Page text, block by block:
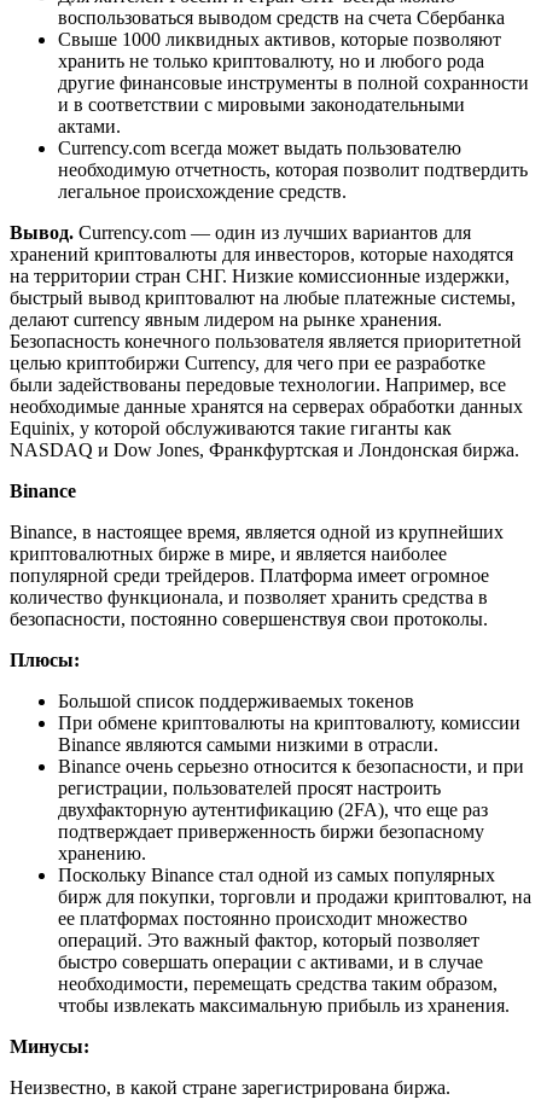
воспользоваться выводом средств на счета Сбербанка
Свыше 1000 ликвидных активов, которые позволяют
хранить не только криптовалюту, но и любого рода
другие финансовые инструменты в полной сохранности
и в соответствии с мировыми законодательными
актами.
Currency.com всегда может выдать пользователю
необходимую отчетность, которая позволит подтвердить
легальное происхождение средств.
Вывод. Currency.com — один из лучших вариантов для
хранений криптовалюты для инвесторов, которые находятся
на территории стран СНГ. Низкие комиссионные издержки,
быстрый вывод криптовалют на любые платежные системы,
делают currency явным лидером на рынке хранения.
Безопасность конечного пользователя является приоритетной
целью криптобиржи Currency, для чего при ее разработке
были задействованы передовые технологии. Например, все
необходимые данные хранятся на серверах обработки данных
Equinix, у которой обслуживаются такие гиганты как
NASDAQ и Dow Jones, Франкфуртская и Лондонская биржа.
Binance
Binance, в настоящее время, является одной из крупнейших
криптовалютных бирже в мире, и является наиболее
популярной среди трейдеров. Платформа имеет огромное
количество функционала, и позволяет хранить средства в
безопасности, постоянно совершенствуя свои протоколы.
Плюсы:
Большой список поддерживаемых токенов
При обмене криптовалюты на криптовалюту, комиссии
Binance являются самыми низкими в отрасли.
Binance очень серьезно относится к безопасности, и при
регистрации, пользователей просят настроить
двухфакторную аутентификацию (2FA), что еще раз
подтверждает приверженность биржи безопасному
хранению.
Поскольку Binance стал одной из самых популярных
бирж для покупки, торговли и продажи криптовалют, на
ее платформах постоянно происходит множество
операций. Это важный фактор, который позволяет
быстро совершать операции с активами, и в случае
необходимости, перемещать средства таким образом,
чтобы извлекать максимальную прибыль из хранения.
Минусы:
Неизвестно, в какой стране зарегистрирована биржа.